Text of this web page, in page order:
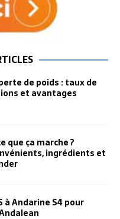
de poids : taux de
et avantages
que ça marche ?
ingrédients et
à Andarine S4 pour